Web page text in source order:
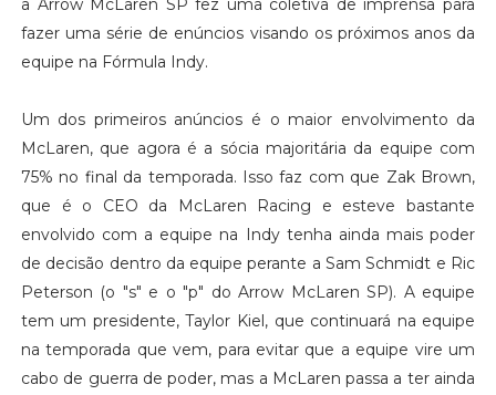
fazer uma série de enúncios visando os próximos anos da
equipe na Fórmula Indy.
Um dos primeiros anúncios é o maior envolvimento da
McLaren, que agora é a sócia majoritária da equipe com
75% no final da temporada. Isso faz com que Zak Brown,
que é o CEO da McLaren Racing e esteve bastante
envolvido com a equipe na Indy tenha ainda mais poder
de decisão dentro da equipe perante a Sam Schmidt e Ric
Peterson (o "s" e o "p" do Arrow McLaren SP). A equipe
tem um presidente, Taylor Kiel, que continuará na equipe
na temporada que vem, para evitar que a equipe vire um
cabo de guerra de poder, mas a McLaren passa a ter ainda